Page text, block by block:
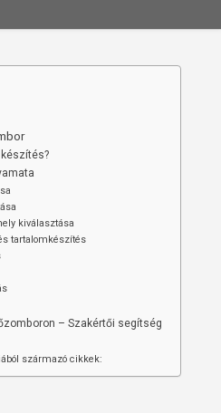
kiválasztása
tartalomkészítés
– Szakértői segítség
származó cikkek: